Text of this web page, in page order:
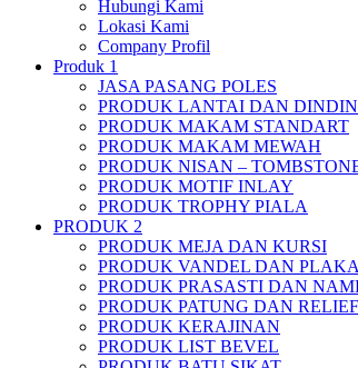
Hubungi Kami
Lokasi Kami
Company Profil
Produk 1
JASA PASANG POLES
PRODUK LANTAI DAN
PRODUK MAKAM STANDART
PRODUK MAKAM MEWAH
PRODUK NISAN –
PRODUK MOTIF INLAY
PRODUK TROPHY PIALA
PRODUK 2
PRODUK MEJA DAN KURSI
PRODUK VANDEL DAN
PRODUK PRASASTI DAN
PRODUK PATUNG DAN RELIEF
PRODUK KERAJINAN
PRODUK LIST BEVEL